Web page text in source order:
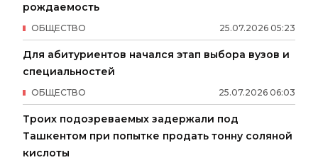
рождаемость
25.07.2026 05:23
ОБЩЕСТВО
Для абитуриентов начался этап выбора вузов и
специальностей
25.07.2026 06:03
ОБЩЕСТВО
Троих подозреваемых задержали под
Ташкентом при попытке продать тонну соляной
кислоты